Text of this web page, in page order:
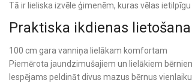
Tā ir lieliska izvēle ģimenēm, kuras vēlas
Praktiska ikdienas
100 cm gara vanniņa lielākam komfortam
Piemērota jaundzimušajiem un lielākiem
Iespējams peldināt divus mazus bērnus